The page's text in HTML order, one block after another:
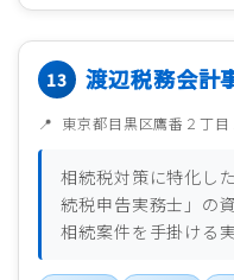
渡辺税務会計
東京都目黒区鷹番２丁目
相続税対策に特化し
続税申告実務士」の
相続案件を手掛ける